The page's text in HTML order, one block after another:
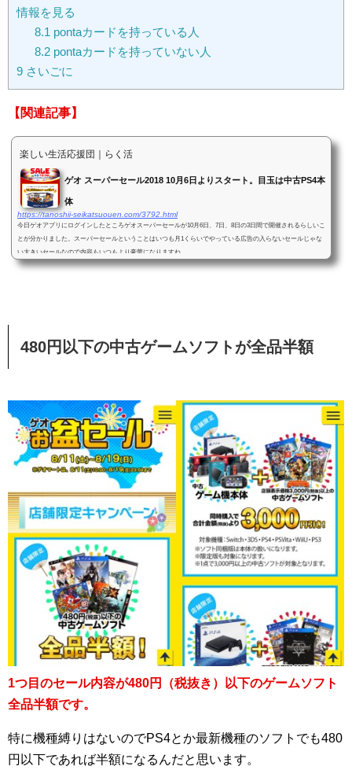
情報を見る
8.1 pontaカードを持っている人
8.2pontaカードを持っていない人
9 さいごに
【関連記事】
楽しい生活応援団｜らく活
ゲオ スーパーセール2018 10月6日よりスタート。目玉は中古PS4本
体
https://tanoshii-seikatsuouen.com/3792.html
今日ゲオアプリにログインしたところゲオスーパーセールが10月6日、7日、8日の3日間で開催されるらしいこ
とが分かりました。スーパーセールということはいつも月1くらいでやっている広告の入らないセールじゃな
い大きいセールなので内容もいつもより豪華になりますね...
480円以下の中古ゲームソフトが全品半額
1つ目のセール内容が480円（税抜き）以下のゲームソフト
全品半額です。
特に機種縛りはないのでPS4とか最新機種のソフトでも480
円以下であれば半額になるんだと思います。